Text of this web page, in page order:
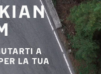
A
LA TUA